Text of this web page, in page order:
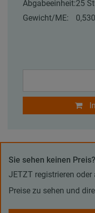
Abgabeeinheit:25
Gewicht/ME:
Sie sehen keinen Preis?
JETZT registrieren
Preise zu sehen und